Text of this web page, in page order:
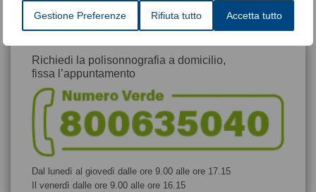
Gestione Preferenze Rifiuta tutto Accetta tutto
Chiamaci per fissare un
appuntamento
Richiedi la polisonnografia a domicilio,
fissa l’appuntamento
Dal lunedì al giovedì dalle ore 9.00 alle ore 17.15
Il venerdì dalle ore 9.00 alle ore 16.15